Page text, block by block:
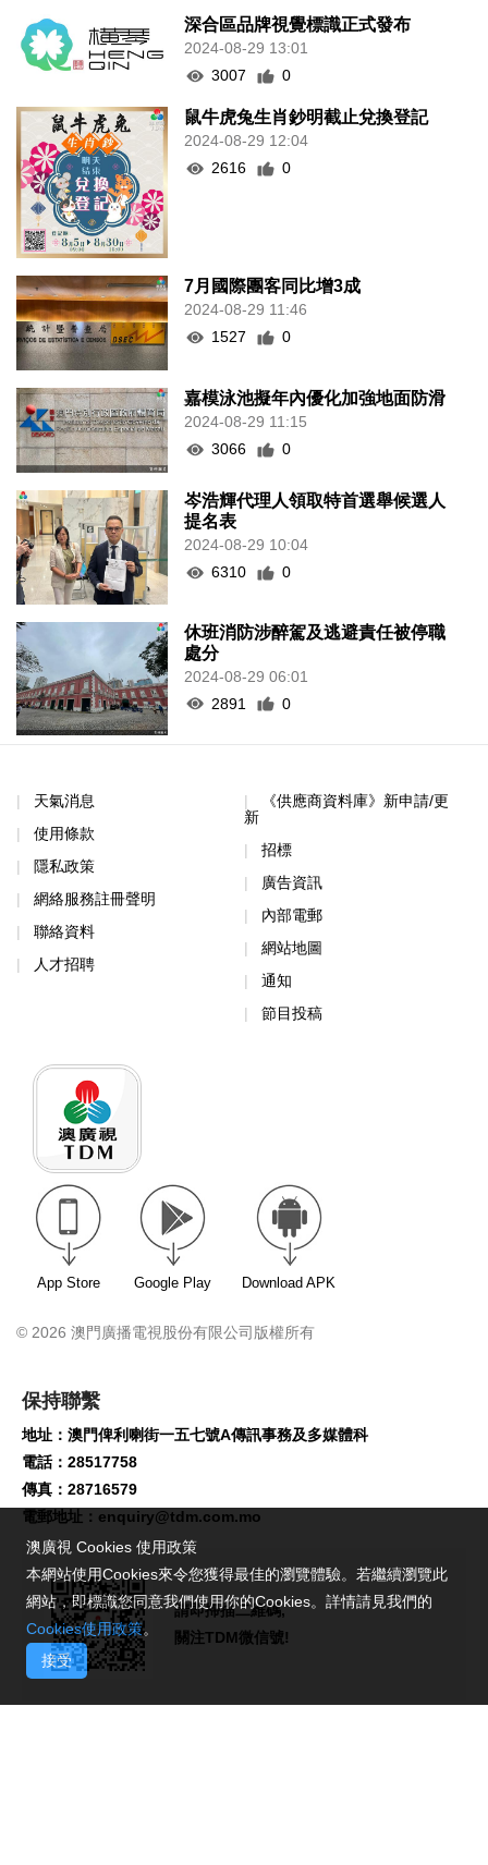
深合區品牌視覺標識正式發布
2024-08-29 13:01
3007
0
鼠牛虎兔生肖鈔明截止兌換登記
2024-08-29 12:04
2616
0
7月國際團客同比增3成
2024-08-29 11:46
1527
0
嘉模泳池擬年內優化加強地面防滑
2024-08-29 11:15
3066
0
岑浩輝代理人領取特首選舉候選人
提名表
2024-08-29 10:04
6310
0
休班消防涉醉駕及逃避責任被停職
處分
2024-08-29 06:01
2891
0
天氣消息
使用條款
隱私政策
網絡服務註冊聲明
聯絡資料
人才招聘
《供應商資料庫》新申請/更
新
招標
廣告資訊
內部電郵
網站地圖
通知
節目投稿
App Store Google Play Download APK
© 2026 澳門廣播電視股份有限公司版權所有
保持聯繫
地址：澳門俾利喇街一五七號A傳訊事務及多媒體科
電話：28517758
傳真：28716579
電郵地址： enquiry@tdm.com.mo
請即掃描二維碼,
關注TDM微信號!
澳廣視 Cookies 使用政策
本網站使用Cookies來令您獲得最佳的瀏覽體驗。若繼續瀏覽此
網站，即標識您同意我們使用你的Cookies。詳情請見我們的
Cookies使用政策。
接受